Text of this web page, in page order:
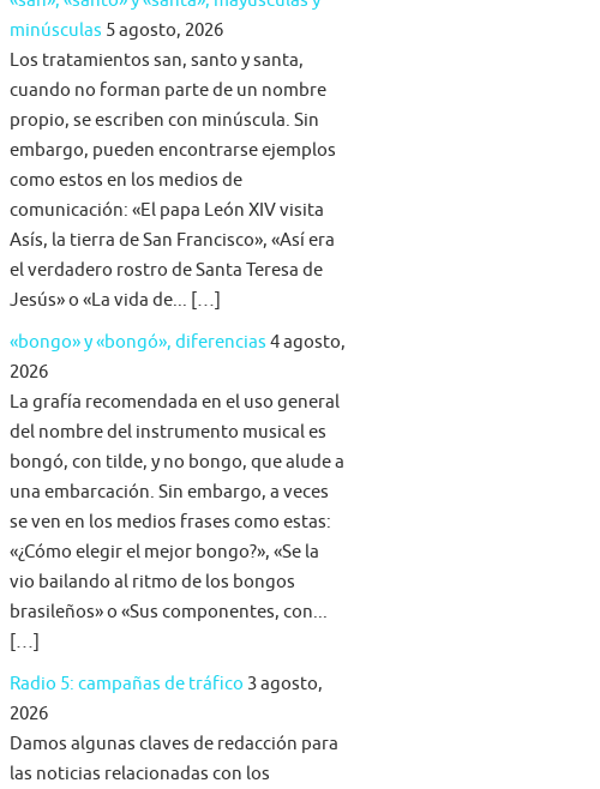
minúsculas 5 agosto, 2026
Los tratamientos san, santo y santa,
cuando no forman parte de un nombre
propio, se escriben con minúscula. Sin
embargo, pueden encontrarse ejemplos
como estos en los medios de
comunicación: «El papa León XIV visita
Asís, la tierra de San Francisco», «Así era
el verdadero rostro de Santa Teresa de
Jesús» o «La vida de... […]
«bongo» y «bongó», diferencias 4 agosto,
2026
La grafía recomendada en el uso general
del nombre del instrumento musical es
bongó, con tilde, y no bongo, que alude a
una embarcación. Sin embargo, a veces
se ven en los medios frases como estas:
«¿Cómo elegir el mejor bongo?», «Se la
vio bailando al ritmo de los bongos
brasileños» o «Sus componentes, con...
[…]
Radio 5: campañas de tráfico 3 agosto,
2026
Damos algunas claves de redacción para
las noticias relacionadas con los